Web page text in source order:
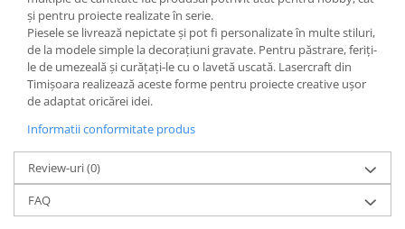
și pentru proiecte realizate în serie.
Piesele se livrează nepictate și pot fi personalizate în multe stiluri,
de la modele simple la decorațiuni gravate. Pentru păstrare, feriți-
le de umezeală și curățați-le cu o lavetă uscată. Lasercraft din
Timișoara realizează aceste forme pentru proiecte creative ușor
de adaptat oricărei idei.
Informatii conformitate produs
Review-uri(0)
FAQ